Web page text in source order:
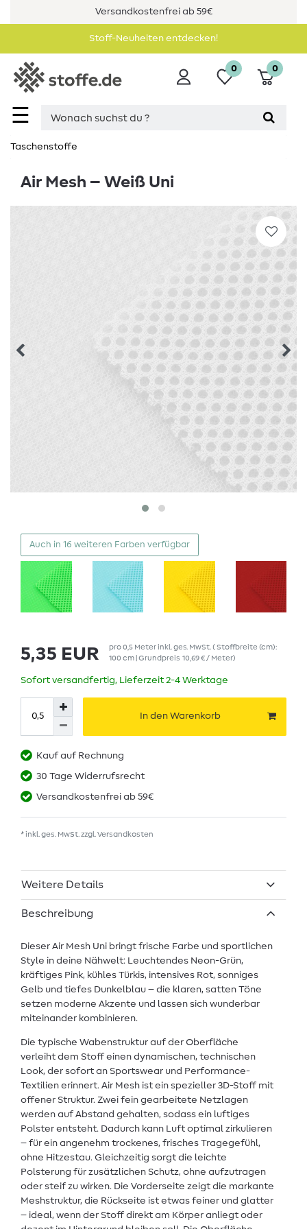
Versandkostenfrei ab 59€
Stoff-Neuheiten entdecken!
☰
0 0
Taschenstoffe
Air Mesh – Weiß Uni
Auch in 16 weiteren Farben verfügbar
5,35 EUR pro0,5 Meterinkl. ges. MwSt. ( Stoffbreite (cm):
100 cm | Grundpreis 10,69 € / Meter)
Sofort versandfertig, Lieferzeit 2-4 Werktage
In den Warenkorb
Kauf auf Rechnung
30 Tage Widerrufsrecht
Versandkostenfrei ab 59€
* inkl. ges. MwSt. zzgl. Versandkosten
Weitere Details
Beschreibung
Dieser Air Mesh Uni bringt frische Farbe und sportlichen
Style in deine Nähwelt: Leuchtendes Neon-Grün,
kräftiges Pink, kühles Türkis, intensives Rot, sonniges
Gelb und tiefes Dunkelblau – die klaren, satten Töne
setzen moderne Akzente und lassen sich wunderbar
miteinander kombinieren.
Die typische Wabenstruktur auf der Oberfläche
verleiht dem Stoff einen dynamischen, technischen
Look, der sofort an Sportswear und Performance-
Textilien erinnert. Air Mesh ist ein spezieller 3D-Stoff mit
offener Struktur. Zwei fein gearbeitete Netzlagen
werden auf Abstand gehalten, sodass ein luftiges
Polster entsteht. Dadurch kann Luft optimal zirkulieren
– für ein angenehm trockenes, frisches Tragegefühl,
ohne Hitzestau. Gleichzeitig sorgt die leichte
Polsterung für zusätzlichen Schutz, ohne aufzutragen
oder steif zu wirken. Die Vorderseite zeigt die markante
Meshstruktur, die Rückseite ist etwas feiner und glatter
– ideal, wenn der Stoff direkt am Körper anliegt oder